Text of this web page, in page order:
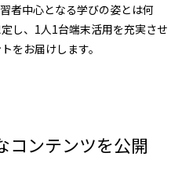
者中心となる学びの姿とは何
し、1人1台端末活用を充実させ
をお届けします。
コンテンツを公開